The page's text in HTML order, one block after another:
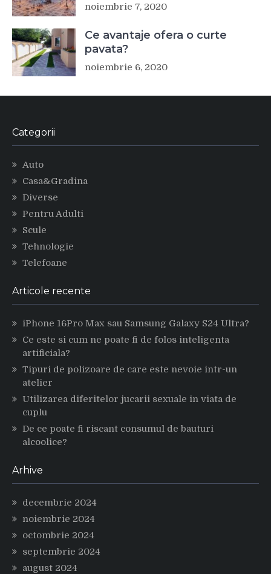
noiembrie 7, 2020
Ce avantaje ofera o curte
pavata?
noiembrie 6, 2020
Categorii
Auto
Casa&Gradina
Diverse
Pentru Adulti
Scule
Tehnologie
Telefoane
Articole recente
iPhone 16Pro Max sau Samsung Galaxy S24 Ultra?
Ce este si cum ne poate fi de folos inteligenta
artificiala?
Tipuri de polizoare de care este nevoie intr-un
atelier
Utilizarea diferitelor jucarii sexuale in viata de
cuplu
De ce poate fi riscant consumul de bauturi
alcoolice?
Arhive
decembrie 2024
noiembrie 2024
octombrie 2024
septembrie 2024
august 2024